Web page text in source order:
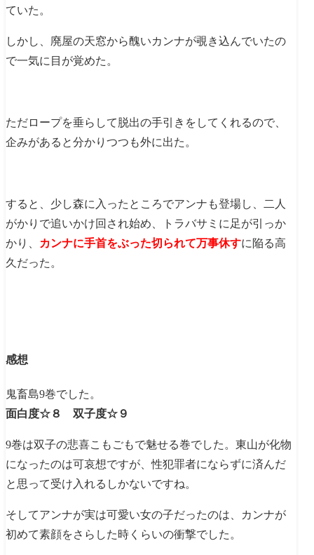
ていた。
しかし、廃屋の天窓から醜いカンナが覗き込んでいたの
で一気に目が覚めた。
ただロープを垂らして脱出の手引きをしてくれるので、
企みがあると分かりつつも外に出た。
すると、少し森に入ったところでアンナも登場し、二人
がかりで追いかけ回され始め、トラバサミに足が引っか
かり、
カンナに手首をぶった切られて万事休すに陥る高
久だった。
感想
鬼畜島9巻でした。
面白度☆８ 双子度☆９
9巻は双子の悲喜こもごもで魅せる巻でした。東山が化物
になったのは可哀想ですが、性犯罪者にならずに済んだ
と思って受け入れるしかないですね。
そしてアンナが実は可愛い女の子だったのは、カンナが
初めて素顔をさらした時くらいの衝撃でした。